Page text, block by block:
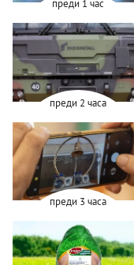
преди 1 час
преди 2 часа
преди 3 часа